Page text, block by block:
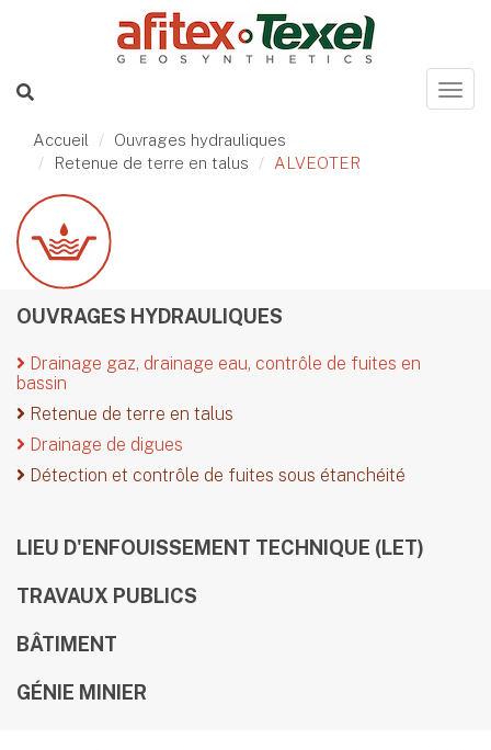
Accueil
Ouvrages hydrauliques
Retenue de terre en talus
ALVEOTER
OUVRAGES HYDRAULIQUES
Drainage gaz, drainage eau, contrôle de fuites en
bassin
Retenue de terre en talus
Drainage de digues
Détection et contrôle de fuites sous étanchéité
LIEU D'ENFOUISSEMENT TECHNIQUE (LET)
TRAVAUX PUBLICS
BÂTIMENT
GÉNIE MINIER